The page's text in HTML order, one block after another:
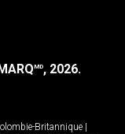
MD, 2026.
Britannique